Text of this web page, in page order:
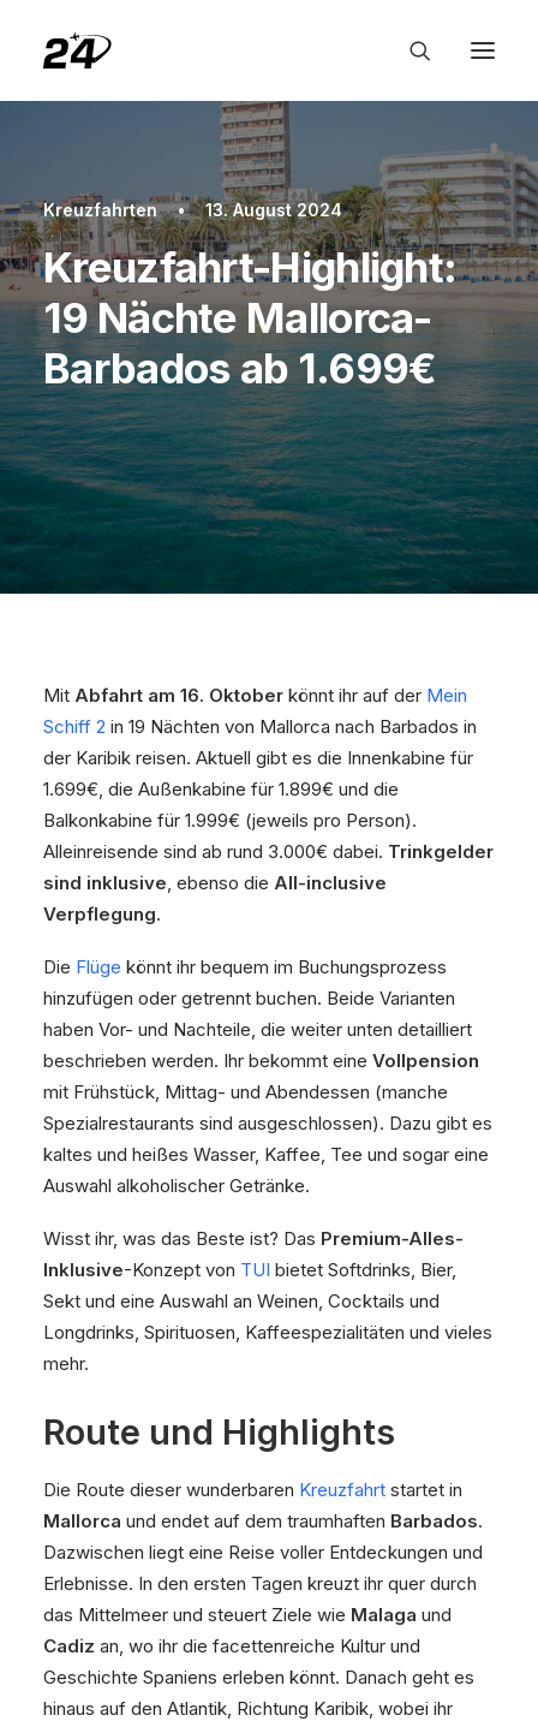
Kreuzfahrten • 13. August 2024
Kreuzfahrt-Highlight:
19 Nächte Mallorca-
Barbados ab 1.699€
Mit Abfahrt am 16. Oktober könnt ihr auf der Mein
Schiff 2 in 19 Nächten von Mallorca nach Barbados in
der Karibik reisen. Aktuell gibt es die Innenkabine für
1.699€, die Außenkabine für 1.899€ und die
Balkonkabine für 1.999€ (jeweils pro Person).
Alleinreisende sind ab rund 3.000€ dabei. Trinkgelder
sind inklusive, ebenso die All-inclusive
Verpflegung.
Die Flüge könnt ihr bequem im Buchungsprozess
hinzufügen oder getrennt buchen. Beide Varianten
haben Vor- und Nachteile, die weiter unten detailliert
beschrieben werden. Ihr bekommt eine Vollpension
mit Frühstück, Mittag- und Abendessen (manche
Spezialrestaurants sind ausgeschlossen). Dazu gibt es
kaltes und heißes Wasser, Kaffee, Tee und sogar eine
Auswahl alkoholischer Getränke.
Wisst ihr, was das Beste ist? Das Premium-Alles-
Inklusive-Konzept von TUI bietet Softdrinks, Bier,
Sekt und eine Auswahl an Weinen, Cocktails und
Longdrinks, Spirituosen, Kaffeespezialitäten und vieles
mehr.
Route und Highlights
Die Route dieser wunderbaren Kreuzfahrt startet in
Mallorca und endet auf dem traumhaften Barbados.
Dazwischen liegt eine Reise voller Entdeckungen und
Erlebnisse. In den ersten Tagen kreuzt ihr quer durch
das Mittelmeer und steuert Ziele wie Malaga und
Cadiz an, wo ihr die facettenreiche Kultur und
Geschichte Spaniens erleben könnt. Danach geht es
hinaus auf den Atlantik, Richtung Karibik, wobei ihr